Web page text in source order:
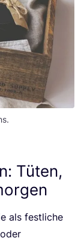
Tüten,
als fest­li­che